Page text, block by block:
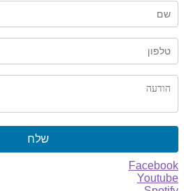
שלח
Facebook
Youtube